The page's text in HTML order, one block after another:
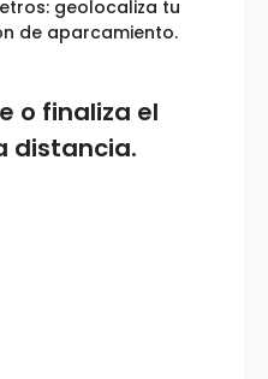
geolocaliza tu
de aparcamiento.
o finaliza el
distancia.